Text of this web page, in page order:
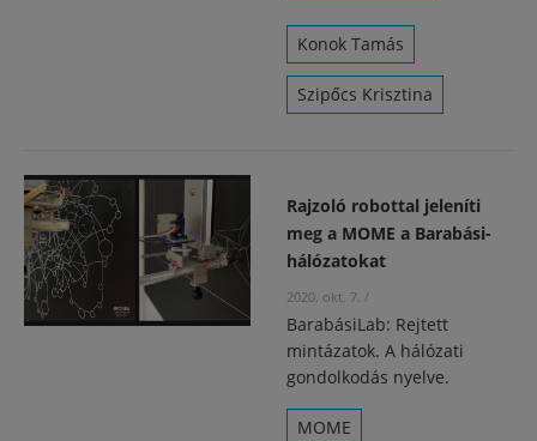
Konok Tamás
Szipőcs Krisztina
Rajzoló robottal jeleníti
meg a MOME a Barabási-
hálózatokat
2020. okt. 7. /
BarabásiLab: Rejtett
mintázatok. A hálózati
gondolkodás nyelve.
MOME